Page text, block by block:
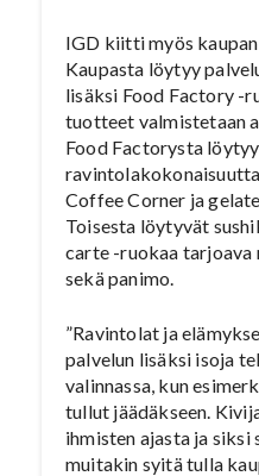
IGD kiitti myös
Kaupasta löytyy
lisäksi Food Factory -
tuotteet valmistetaan
Food Factorysta
Coffee Corner ja
Toisesta löytyvät
carte -ruokaa tarjoava
sekä panimo.
”Ravintolat ja
palvelun lisäksi isoja
valinnassa, kun
tullut jäädäkseen.
ihmisten ajasta ja siksi
muitakin syitä tulla